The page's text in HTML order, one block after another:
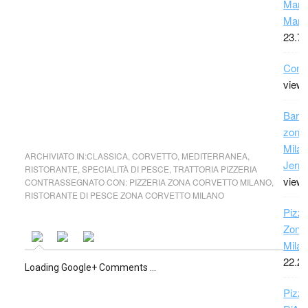
ARCHIVIATO IN:CLASSICA, CORVETTO, MEDITERRANEA,
RISTORANTE SPECIALITÀ DI PESCE TRATTORIA PIZZERIA
CONTRASSEGNATO CON: PIZZERIA ZONA CORVETTO MILANO,
RISTORANTE DI PESCE ZONA CORVETTO MILANO
Loading Google+ Comments ...
Bar
Jerry